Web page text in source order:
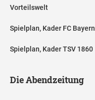
Vorteilswelt
Spielplan, Kader FC Bayern
Spielplan, Kader TSV 1860
Die Abendzeitung